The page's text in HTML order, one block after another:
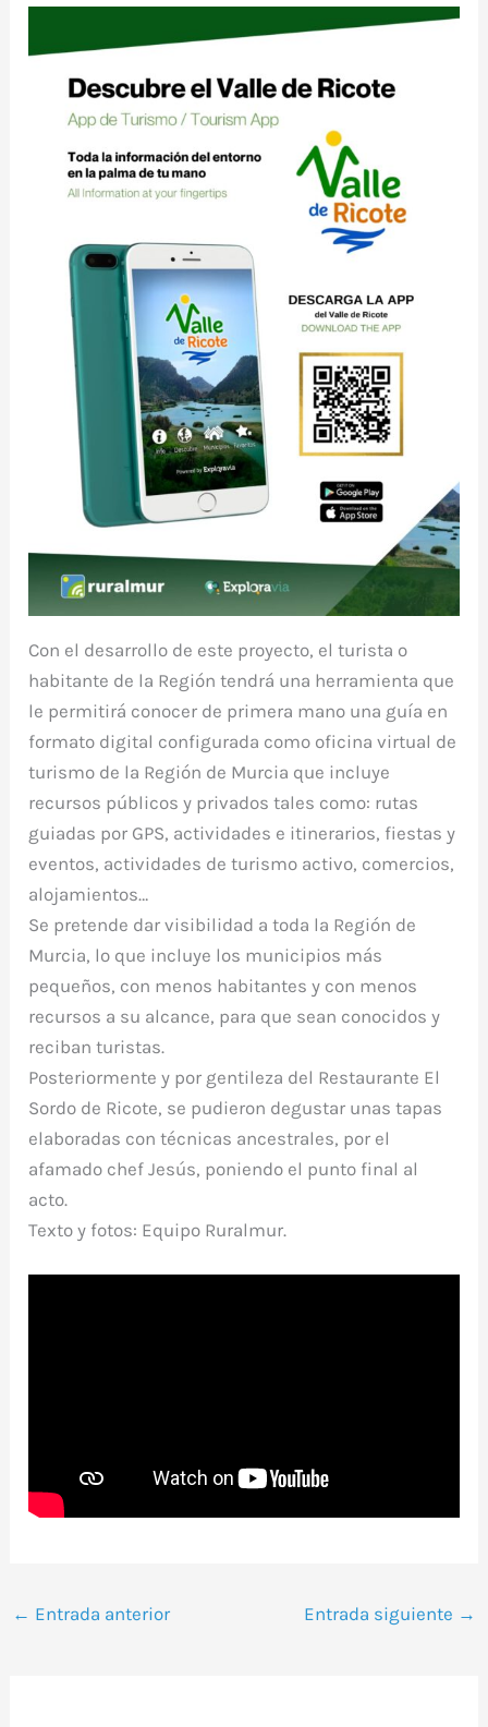
Con el desarrollo de este proyecto, el turista o
habitante de la Región tendrá una herramienta que
le permitirá conocer de primera mano una guía en
formato digital configurada como oficina virtual de
turismo de la Región de Murcia que incluye
recursos públicos y privados tales como: rutas
guiadas por GPS, actividades e itinerarios, fiestas y
eventos, actividades de turismo activo, comercios,
alojamientos…
Se pretende dar visibilidad a toda la Región de
Murcia, lo que incluye los municipios más
pequeños, con menos habitantes y con menos
recursos a su alcance, para que sean conocidos y
reciban turistas.
Posteriormente y por gentileza del Restaurante El
Sordo de Ricote, se pudieron degustar unas tapas
elaboradas con técnicas ancestrales, por el
afamado chef Jesús, poniendo el punto final al
acto.
Texto y fotos: Equipo Ruralmur.
← Entrada anterior Entrada siguiente →